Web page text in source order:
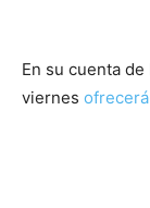
En su cuenta
viernes